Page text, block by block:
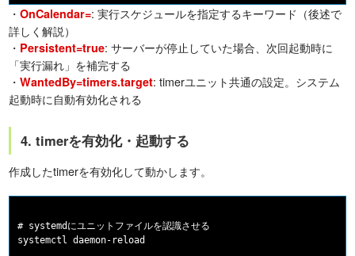
・OnCalendar=: 実行スケジュールを指定するキーワード（後述で
詳しく解説）
・ Persistent=true: サーバーが停止していた場合、次回起動時に
「実行漏れ」を補完する
・WantedBy=timers.target: timerユニット共通の設定。システム
起動時に自動有効化される
4. timerを有効化・起動する
作成したtimerを有効化して動かします。
# systemdにユニットファイルを認識させる
systemctl daemon-reload